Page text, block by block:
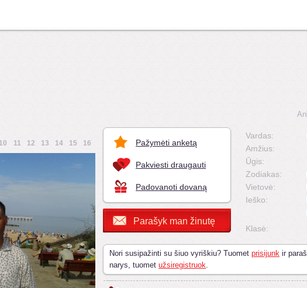
10 11 12 13 14 15 16 Pažymėti anketą
Pakviesti draugauti
Padovanoti dovaną
Parašyk man žinutę
Vardas:
Amžius:
Ūgis:
Zodiakas:
Vietovė:
Ieško:
Klasė:
Nori susipažinti su šiuo vyriškiu? Tuomet prisijunk ir
narys, tuomet užsiregistruok.